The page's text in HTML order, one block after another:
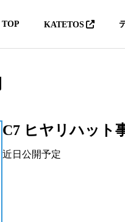
TOP KATETOS
C7 ヒヤリハット
近日公開予定